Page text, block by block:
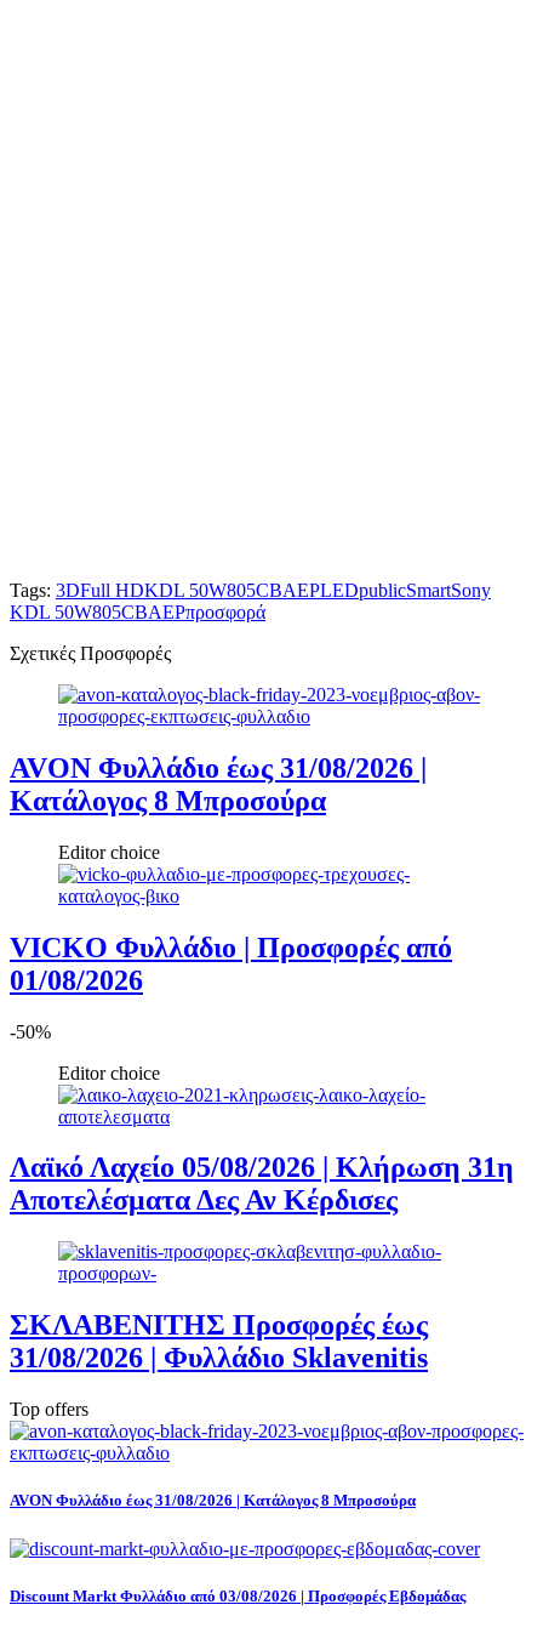
Tags: 3DFull HDKDL 50W805CBAEPLEDpublicSmartSony
KDL 50W805CBAEPπροσφορά
Σχετικές Προσφορές
AVON Φυλλάδιο έως 31/08/2026 |
Κατάλογος 8 Μπροσούρα
Editor choice
VICKO Φυλλάδιο | Προσφορές από
01/08/2026
-50%
Editor choice
Λαϊκό Λαχείο 05/08/2026 | Κλήρωση 31η
Αποτελέσματα Δες Αν Κέρδισες
ΣΚΛΑΒΕΝΙΤΗΣ Προσφορές έως
31/08/2026 | Φυλλάδιο Sklavenitis
Top offers
AVON Φυλλάδιο έως 31/08/2026 | Κατάλογος 8 Μπροσούρα
Discount Markt Φυλλάδιο από 03/08/2026 | Προσφορές Εβδομάδας